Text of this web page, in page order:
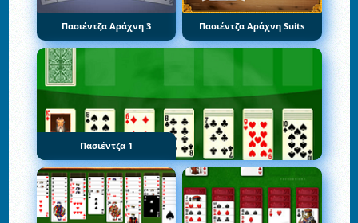
Πασιέντζα Αράχνη 3 Πασιέντζα Αράχνη Suits
Πασιέντζα 1